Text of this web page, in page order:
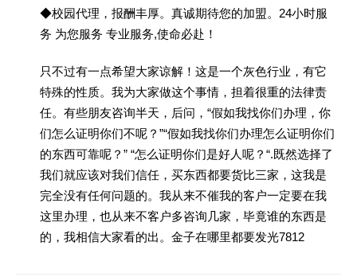
◆校园代理，报酬丰厚。真诚期待您的加盟。24小时服
务 为您服务 专业服务,使命必赴！
只不过有一点希望大家谅解！这是一个灰色行业，有它
特殊的性质。我为大家做这个事情，担着很重的法律责
任。有些朋友咨询半天，后问，“假如我找你们办理，你
们怎么证明你们不呢？”“假如我找你们办理怎么证明你们
的东西可靠呢？” “怎么证明你们是好人呢？“.既然选择了
我们就应该对我们信任，买东西都要货比三家，这我是
完全没有任何问题的。我从来不催我的客户一定要在我
这里办理，也从来不客户多咨询几家，毕竟谁的东西是
的，我相信大家看的出。金子在哪里都要发光7812